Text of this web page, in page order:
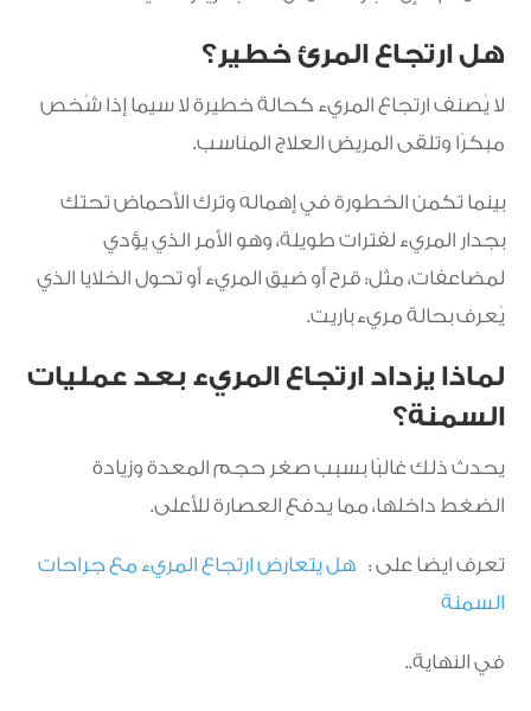
هل ارتجاع المرئ خطير؟
لا يُصنف ارتجاع المريء كحالة خطيرة لا سيما إذا شُخص
مبكرًا وتلقى المريض العلاج المناسب.
بينما تكمن الخطورة في إهماله وترك الأحماض تحتك
بجدار المريء لفترات طويلة، وهو الأمر الذي يؤدي
لمضاعفات، مثل: قرح أو ضيق المريء أو تحول الخلايا الذي
يُعرف بحالة مريء باريت.
لماذا يزداد ارتجاع المريء بعد عمليات
السمنة؟
يحدث ذلك غالبًا بسبب صغر حجم المعدة وزيادة
الضغط داخلها، مما يدفع العصارة للأعلى.
تعرف ايضا على :هل يتعارض ارتجاع المريء مع جراحات
السمنة
في النهاية..